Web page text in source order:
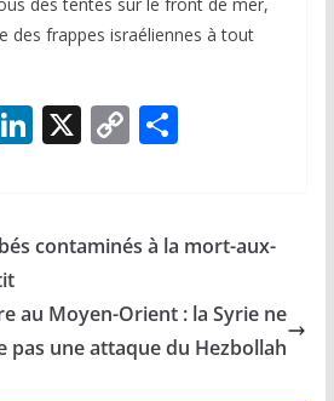
des frappes israéliennes à tout
Li
e
n
X C
y
n
k
P
g
contaminés à la mort-aux-
au Moyen-Orient : la Syrie ne
pas une attaque du Hezbollah